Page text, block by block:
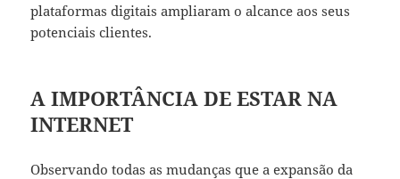
plataformas digitaisampliaram o alcance aos seus
potenciais clientes.
A IMPORTÂNCIA DE ESTAR NA
INTERNET
Observando todas as mudanças que a expansão da